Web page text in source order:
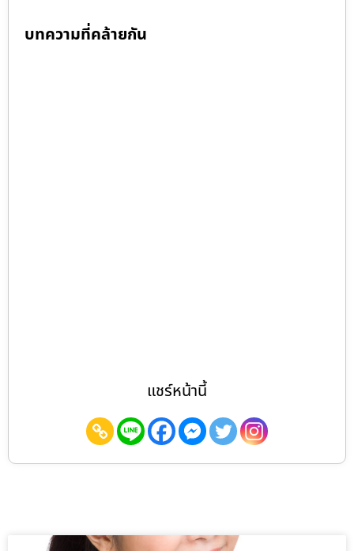
บทความที่คล้ายกัน
แชร์หน้านี้